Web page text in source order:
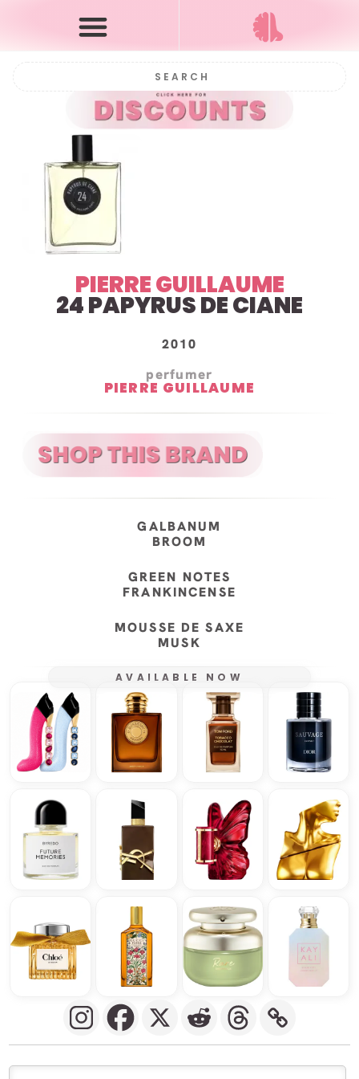
PIERRE GUILLAUME
24 PAPYRUS DE CIANE
2010
perfumer
PIERRE GUILLAUME
GALBANUM
BROOM
GREEN NOTES
FRANKINCENSE
MOUSSE DE SAXE
MUSK
AVAILABLE NOW